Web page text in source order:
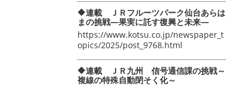
🔶連載 ＪＲフルーツパーク仙台あらは
まの挑戦―果実に託す復興と未来―
https://www.kotsu.co.jp/newspaper_t
opics/2025/post_9768.html
🔶連載 ＪＲ九州 信号通信課の挑戦～
複線の特殊自動閉そく化～